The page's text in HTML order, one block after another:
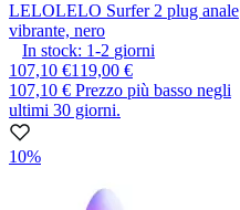
LELOLELO Surfer 2 plug anale
vibrante, nero
In stock: 1-2 giorni
107,10 €119,00 €
107,10 € Prezzo più basso negli
ultimi 30 giorni.
10%